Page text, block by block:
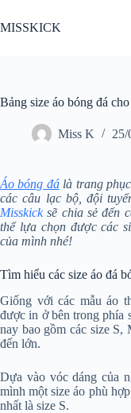
đến
phần
MISSKICK
Bảng size áo bóng đá
Miss K 25/
Áo bóng đálà trang phục
các câu lạc bộ, đội
Misskicksẽ chia sẻ đến
thể lựa chọn được các
của mình nhé!
Tìm hiểu các size áo đá
Giống với các mẫu áo
được in ở bên trong phía
nay bao gồm các size
đến lớn.
Dựa vào vóc dáng của
mình một size áo phù
nhất là size S.